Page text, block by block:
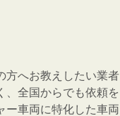
方へお教えしたい業者
、全国からでも依頼を
ー車両に特化した車両